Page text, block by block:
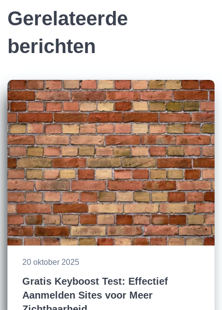
Gerelateerde
berichten
20 oktober 2025
Gratis Keyboost Test: Effectief
Aanmelden Sites voor Meer